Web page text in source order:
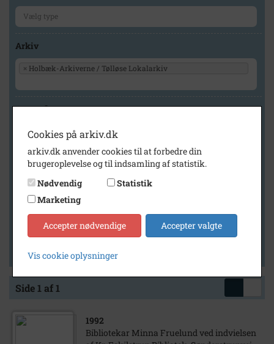
Arkiv
× Holbæk-Arkiverne / Tølløse Lokalarkiv
Geografi
Generelt
Vis kun med billeder
Vis kun med filmklip
Vis kun med lydklip
Vis kun med kilder
Vis kun med geo-tag
Side 1 af 1
1992
Bibliotekar Minna Fruelund ved indvielsen
Cookies på arkiv.dk
arkiv.dk anvender cookies til at forbedre din
brugeroplevelse og til indsamling af statistik.
Nødvendig
Statistik
Marketing
Accepter nødvendige Accepter valgte
Vis cookie oplysninger